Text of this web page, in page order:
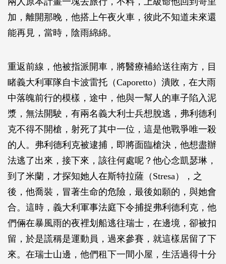
加，離開那晚，他搭上午夜火車，彼此不知道未來還
能再見，當時，陰雨綿綿。
重返前線，他被指派開車，將醫療補給送往南方，目
睹義大利軍隊自卡波雷托（Caporetto）潰敗，在大雨
中落魄前行的模樣，途中，他與一幫人的車子陷入泥
漿，無法開駛，有兩名義大利士兵想脫逃，弗利德利
克不得不開槍，射死了其中一位，這是他戰爭唯一殺
的人。弗利德利克被逮捕，即將面臨槍決，他想盡辦
法逃了出來，接下來，該往何處呢？他心念凱瑟琳，
到了米蘭，才探知她人在斯特拉薩（Stresa），之
後，他喬裝，冒著生命的危險，最後如願的，與她會
合。這時，義大利軍事法庭下令捕捉弗利德利克，他
們倆在暴風雨的夜裡划船逃往瑞士，在邊境，卻被扣
留，於是謊稱是運動員，過來參賽，就這樣居留了下
來。在瑞士山邊，他們租下一間小屋，生活過得十分